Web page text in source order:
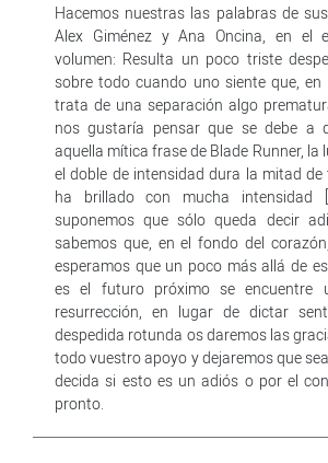
Hacemos nuestras las palabras de
Alex Giménez y Ana Oncina, en el
volumen: Resulta un poco triste
sobre todo cuando uno siente que, en
trata de una separación algo
nos gustaría pensar que se debe a
aquella mítica frase de Blade Runner, la
el doble de intensidad dura la mitad de
ha brillado con mucha intensidad
suponemos que sólo queda decir
sabemos que, en el fondo del
esperamos que un poco más allá de
es el futuro próximo se encuentre
resurrección, en lugar de dictar
despedida rotunda os daremos las
todo vuestro apoyo y dejaremos que
decida si esto es un adiós o por el
pronto.